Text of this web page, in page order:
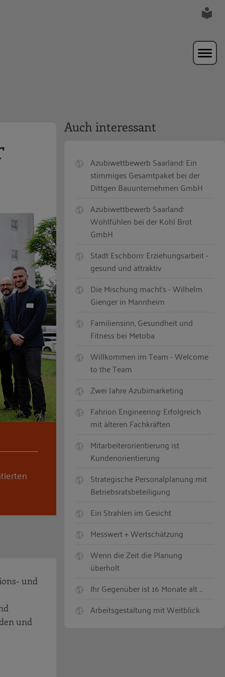
und
und
Auch interessant
Azubiwettbewerb Saarland: Ein
stimmiges Gesamtpaket bei der
Dittgen Bauunternehmen GmbH
Azubiwettbewerb Saarland:
Wohlfühlen bei der Kohl Brot
GmbH
Stadt Eschborn: Erziehungsarbeit -
gesund und attraktiv
Die Mischung macht’s - Wilhelm
Gienger in Mannheim
Familiensinn, Gesundheit und
Fitness bei Metoba
Willkommen im Team - Welcome
to the Team
Zwei Jahre Azubimarketing
Fahrion Engineering: Erfolgreich
mit älteren Fachkräften
Mitarbeiterorientierung ist
Kundenorientierung
Strategische Personalplanung mit
Betriebsratsbeteiligung
Ein Strahlen im Gesicht
Messwert + Wertschätzung
Wenn die Zeit die Planung
überholt
Ihr Gegenüber ist 16 Monate alt ...
Arbeitsgestaltung mit Weitblick